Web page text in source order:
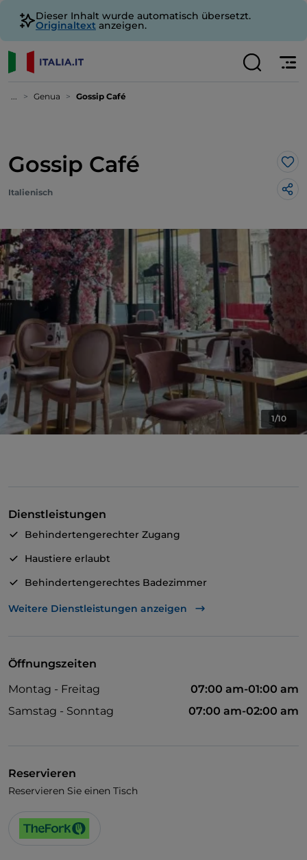
Dieser Inhalt wurde automatisch übersetzt.
Originaltext anzeigen.
... Genua Gossip Café
Gossip Café
Italienisch
1/10
Dienstleistungen
Behindertengerechter Zugang
Haustiere erlaubt
Behindertengerechtes Badezimmer
Abendessen mit Show
Weitere Dienstleistungen anzeigen
Öffnungszeiten
Montag - Freitag
07:00 am-01:00 am
Samstag - Sonntag
07:00 am-02:00 am
Reservieren
Reservieren Sie einen Tisch